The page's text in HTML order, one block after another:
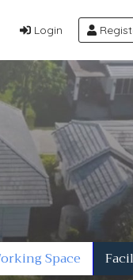
Login
Space